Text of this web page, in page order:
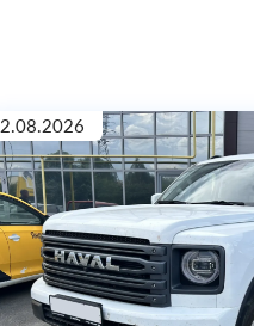
2.08.2026